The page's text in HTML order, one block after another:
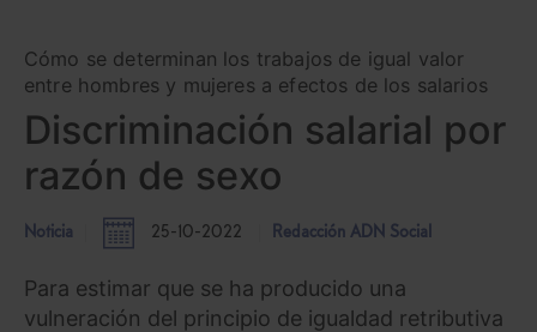
Cómo se determinan los trabajos de igual valor
entre hombres y mujeres a efectos de los salarios
Discriminación salarial por
razón de sexo
Noticia 25-10-2022 Redacción ADN Social
Para estimar que se ha producido una
vulneración del principio de igualdad retributiva